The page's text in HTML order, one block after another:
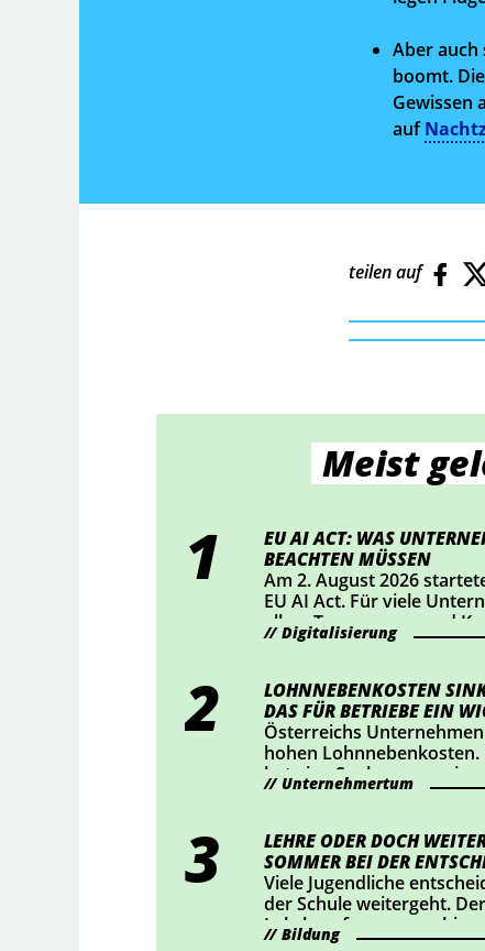
Aber auch
boomt.
Gewissen
auf
teilen auf
Meist
EU AI ACT: WAS
BEACHTEN MÜSSEN
Am 2. August 2026
EU AI Act. Für viele
allem Transparenz und
Mittelpunkt. Wer KI-
sollte jetzt prüfen, ob
Digitalisierung
LOHNNEBENKOSTEN
DAS FÜR BETRIEBE EIN
Österreichs
hohen
hat eine Senkung um
durchgesetzt – das
haben nachgerechnet,
auswirkt.
Unternehmertum
LEHRE ODER DOCH
SOMMER BEI DER
Viele Jugendliche
der Schule weitergeht.
Lehrberufe
Bildung